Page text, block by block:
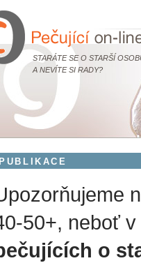
STARÁTE SE O STARŠÍ
A NEVÍTE SI RADY?
PUBLIKACE
50+, neboť
o